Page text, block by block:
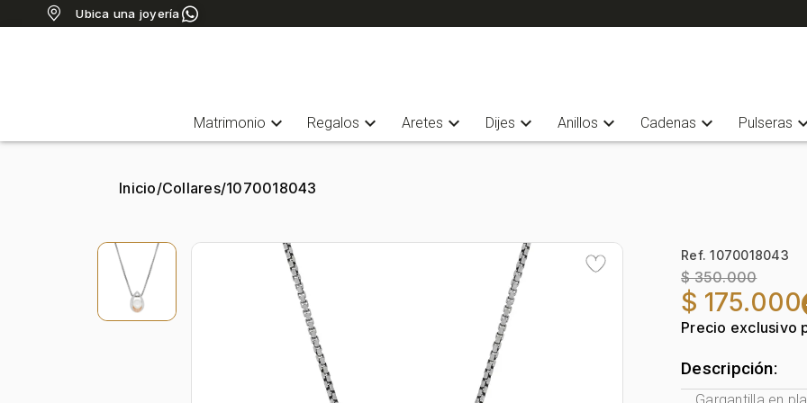
Ubica una joyería
Matrimonio expand_more Regalos expand_more Aretes expand_more Dijes expand_more Anillos expand_more Cadenas expand_more Pulseras
Inicio/Collares/1070018043
Ref. 1070018043
$ 350.000
$ 175.000
Precio exclusivo
Descripción: